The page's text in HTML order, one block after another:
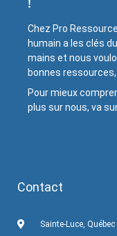
Chez Pro
humain a les clés
mains et nous
bonnes
Pour mieux
plus sur nous, va
Contact
Sainte-Luce, Québec